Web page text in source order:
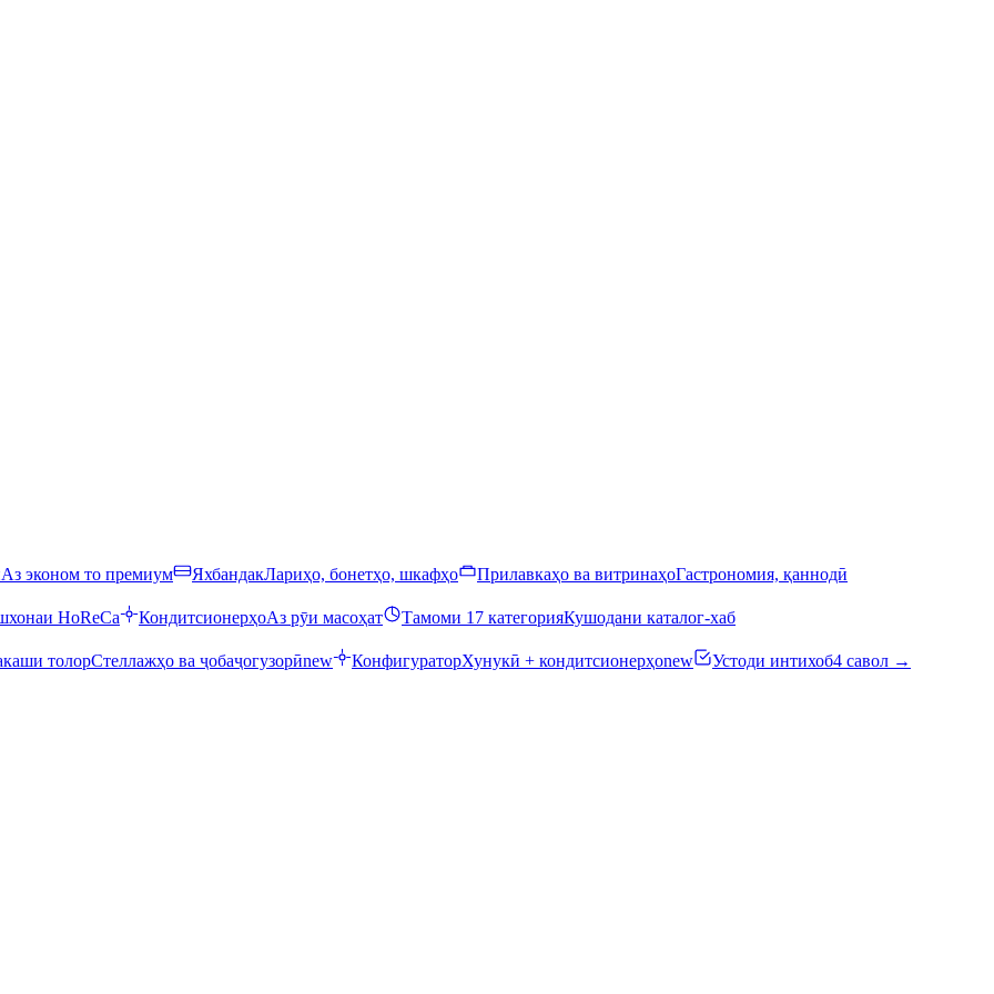
Аз эконом то премиум ЯхбандакЛариҳо, бонетҳо, шкафҳо Прилавкаҳо ва витринаҳоГастрономия, қаннодӣ
HoReCa КондитсионерҳоАз рӯи масоҳат Тамоми 17 категорияКушодани каталог-хаб
толорСтеллажҳо ва ҷобаҷогузорӣnew КонфигураторХунукӣ + кондитсионерҳоnew Устоди интихоб4 савол →